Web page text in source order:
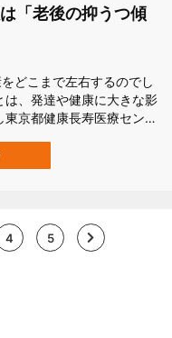
「老後の抑うつ傾
どこまで左右するのでし
は、発達や健康に大きな影
京都健康長寿医療センタ
高齢期の抑うつ傾向が低
、2026年4月5日に国際学
4 5